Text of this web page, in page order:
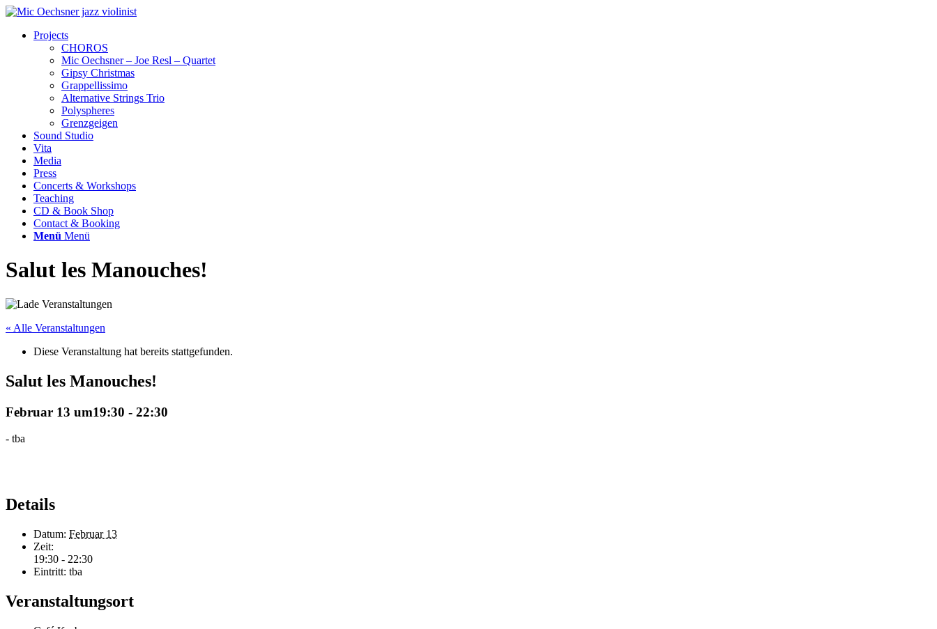
Projects
CHOROS
Mic Oechsner – Joe Resl – Quartet
Gipsy Christmas
Grappellissimo
Alternative Strings Trio
Polyspheres
Grenzgeigen
Sound Studio
Vita
Media
Press
Concerts & Workshops
Teaching
CD & Book Shop
Contact & Booking
Menü Menü
Salut les Manouches!
« Alle Veranstaltungen
Diese Veranstaltung hat bereits stattgefunden.
Salut les Manouches!
Februar 13 um19:30 - 22:30
- tba
Details
Datum: Februar 13
Zeit:
19:30 - 22:30
Eintritt: tba
Veranstaltungsort